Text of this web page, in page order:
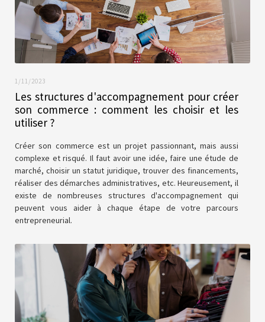
1/11/2023
Les structures d'accompagnement pour créer
son commerce : comment les choisir et les
utiliser ?
Créer son commerce est un projet passionnant, mais aussi
complexe et risqué. Il faut avoir une idée, faire une étude de
marché, choisir un statut juridique, trouver des financements,
réaliser des démarches administratives, etc. Heureusement, il
existe de nombreuses structures d'accompagnement qui
peuvent vous aider à chaque étape de votre parcours
entrepreneurial.